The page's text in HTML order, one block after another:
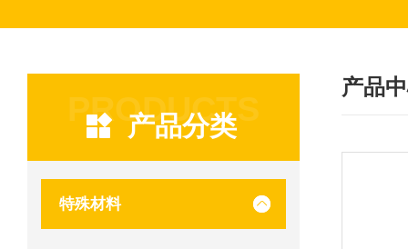
PRODUCTS
产品分类
特殊材料
产品